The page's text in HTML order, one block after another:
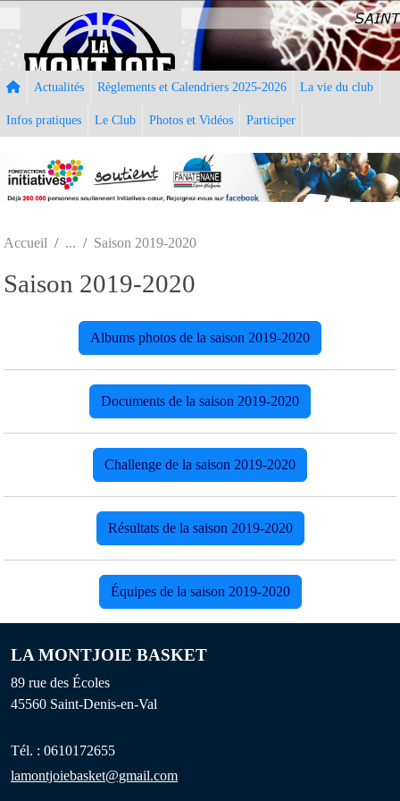
Actualités Règlements et Calendriers 2025-2026 La vie du club
Infos pratiques Le Club Photos et Vidéos Participer
Accueil Saison 2019-2020
Saison 2019-2020
Albums photos de la saison 2019-2020
Documents de la saison 2019-2020
Challenge de la saison 2019-2020
Résultats de la saison 2019-2020
Équipes de la saison 2019-2020
LA MONTJOIE BASKET
89 rue des Écoles
45560 Saint-Denis-en-Val
Tél. : 0610172655
lamontjoiebasket@gmail.com
Panneau de gestion des cookies